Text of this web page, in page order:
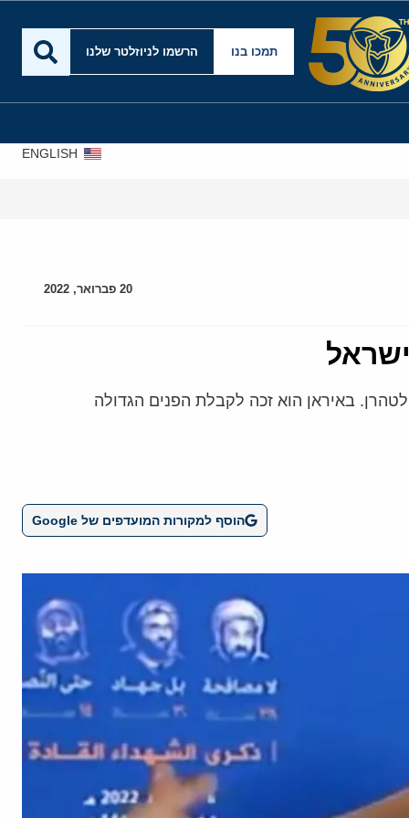
תמכו בנו הרשמו לניוזלטר שלנו
ENGLISH
20 פברואר, 2022
לטהרן. באיראן הוא זכה לקבלת הפנים הגדולה
הוסף למקורות המועדפים של Google